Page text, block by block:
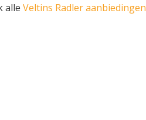
alle Veltins Radler aanbiedingen